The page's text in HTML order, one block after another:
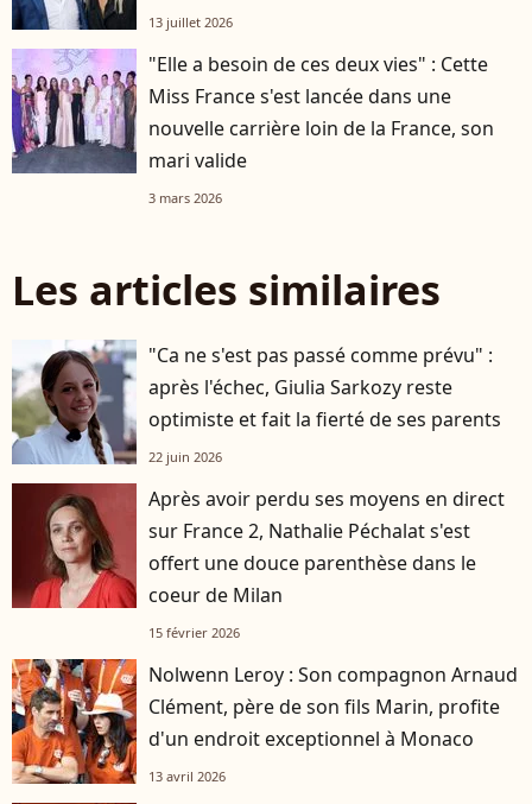
13 juillet 2026
"Elle a besoin de ces deux vies" : Cette
Miss France s'est lancée dans une
nouvelle carrière loin de la France, son
mari valide
3 mars 2026
Les articles similaires
"Ca ne s'est pas passé comme prévu" :
après l'échec, Giulia Sarkozy reste
optimiste et fait la fierté de ses parents
22 juin 2026
Après avoir perdu ses moyens en direct
sur France 2, Nathalie Péchalat s'est
offert une douce parenthèse dans le
coeur de Milan
15 février 2026
Nolwenn Leroy : Son compagnon Arnaud
Clément, père de son fils Marin, profite
d'un endroit exceptionnel à Monaco
13 avril 2026